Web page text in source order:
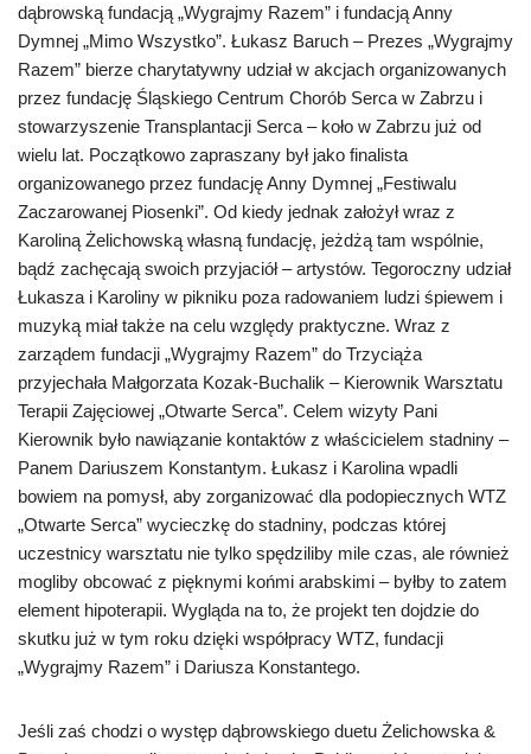
dąbrowską fundacją „Wygrajmy Razem” i fundacją Anny
Dymnej „Mimo Wszystko”. Łukasz Baruch – Prezes „Wygrajmy
Razem” bierze charytatywny udział w akcjach organizowanych
przez fundację Śląskiego Centrum Chorób Serca w Zabrzu i
stowarzyszenie Transplantacji Serca – koło w Zabrzu już od
wielu lat. Początkowo zapraszany był jako finalista
organizowanego przez fundację Anny Dymnej „Festiwalu
Zaczarowanej Piosenki”. Od kiedy jednak założył wraz z
Karoliną Żelichowską własną fundację, jeżdżą tam wspólnie,
bądź zachęcają swoich przyjaciół – artystów. Tegoroczny udział
Łukasza i Karoliny w pikniku poza radowaniem ludzi śpiewem i
muzyką miał także na celu względy praktyczne. Wraz z
zarządem fundacji „Wygrajmy Razem” do Trzyciąża
przyjechała Małgorzata Kozak-Buchalik – Kierownik Warsztatu
Terapii Zajęciowej „Otwarte Serca”. Celem wizyty Pani
Kierownik było nawiązanie kontaktów z właścicielem stadniny –
Panem Dariuszem Konstantym. Łukasz i Karolina wpadli
bowiem na pomysł, aby zorganizować dla podopiecznych WTZ
„Otwarte Serca” wycieczkę do stadniny, podczas której
uczestnicy warsztatu nie tylko spędziliby mile czas, ale również
mogliby obcować z pięknymi końmi arabskimi – byłby to zatem
element hipoterapii. Wygląda na to, że projekt ten dojdzie do
skutku już w tym roku dzięki współpracy WTZ, fundacji
„Wygrajmy Razem” i Dariusza Konstantego.
Jeśli zaś chodzi o występ dąbrowskiego duetu Żelichowska &